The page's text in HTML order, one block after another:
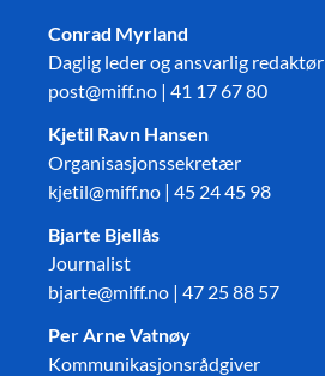
Conrad Myrland
Daglig leder og ansvarlig redaktør
post@miff.no | 41 17 67 80
Kjetil Ravn Hansen
Organisasjonssekretær
kjetil@miff.no | 45 24 45 98
Bjarte Bjellås
Journalist
bjarte@miff.no | 47 25 88 57
Per Arne Vatnøy
Kommunikasjonsrådgiver